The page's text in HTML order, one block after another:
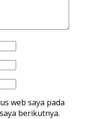
web saya pada
berikutnya.